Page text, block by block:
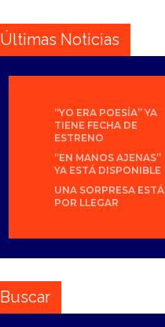
Últimas Noticias
“YO ERA POESÍA” YA
TIENE FECHA DE
ESTRENO
“EN MANOS AJENAS”
YA ESTÁ DISPONIBLE
UNA SORPRESA ESTÁ
POR LLEGAR
Buscar